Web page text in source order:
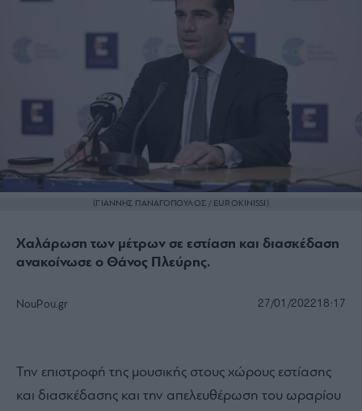
(ΓΙΑΝΝΗΣ ΠΑΝΑΓΟΠΟΥΛΟΣ / EUROKINISSI)
Χαλάρωση των μέτρων σε εστίαση και διασκέδαση
ανακοίνωσε ο Θάνος Πλεύρης.
NouPou.gr 27/01/202218:17
Την επιστροφή της μουσικής στους χώρους εστίασης
και διασκέδασης και την απελευθέρωση του ωραρίου